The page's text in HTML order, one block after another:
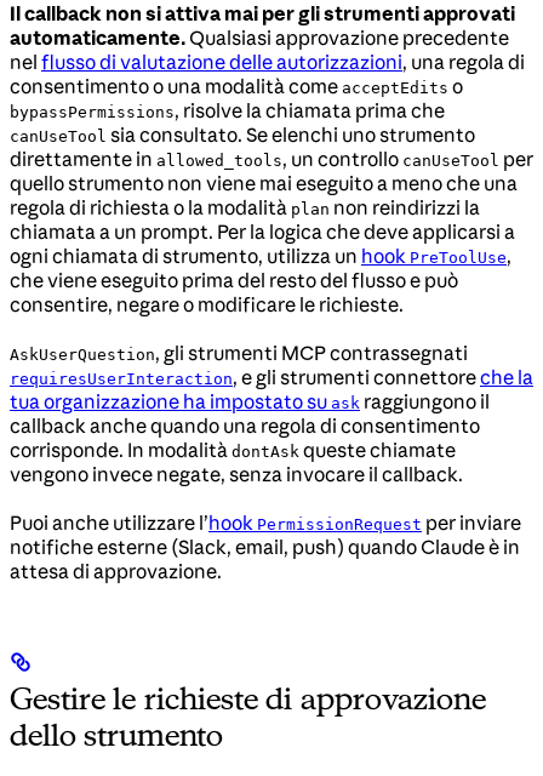
Il callback non si attiva mai per gli strumenti approvati
automaticamente.Qualsiasi approvazione precedente
nel flusso di valutazione delle autorizzazioni, una regola di
consentimento o una modalità come acceptEdits o
bypassPermissions, risolve la chiamata prima che
canUseTool sia consultato. Se elenchi uno strumento
direttamente in allowed_tools, un controllo canUseTool per
quello strumento non viene mai eseguito a meno che una
regola di richiesta o la modalità plan non reindirizzi la
chiamata a un prompt. Per la logica che deve applicarsi a
ogni chiamata di strumento, utilizza un hook PreToolUse,
che viene eseguito prima del resto del flusso e può
consentire, negare o modificare le richieste.
AskUserQuestion, gli strumenti MCP contrassegnati
requiresUserInteraction, e gli strumenti connettoreche la
tua organizzazione ha impostato su ask raggiungono il
callback anche quando una regola di consentimento
corrisponde. In modalità dontAsk queste chiamate
vengono invece negate, senza invocare il callback.
Puoi anche utilizzare l’hook PermissionRequest per inviare
notifiche esterne (Slack, email, push) quando Claude è in
attesa di approvazione.
Gestire le richieste di approvazione
dello strumento